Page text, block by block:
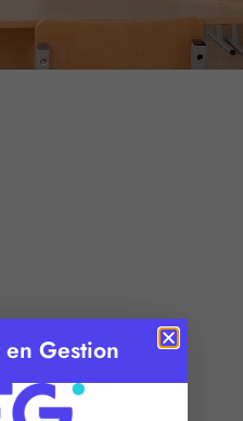
23 août 2017
: < 1
Gestion